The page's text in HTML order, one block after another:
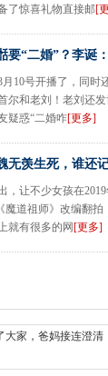
了惊喜礼物直接邮[
要“二婚”？李诞
月10号开播了，同时
尔和老刘！老刘还
疑惑“二婚咋[更多]
无羡生死，谁还
，让不少女孩在
魔道祖师》改编翻拍
就有很多的网 [更多]